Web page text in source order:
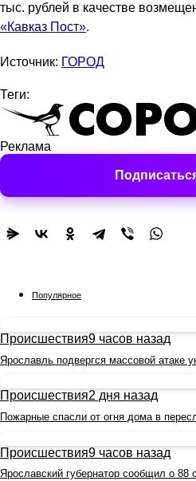
тыс. рублей в качестве
«Кавказ Пост».
Источник: ГОРОД
Теги:
Реклама
Популярное
Происшествия9 часов назад
Ярославль подвергся массовой атаке
Происшествия2 дня назад
Пожарные спасли от огня дома в
Происшествия9 часов назад
Ярославский губернатор сообщил о 88